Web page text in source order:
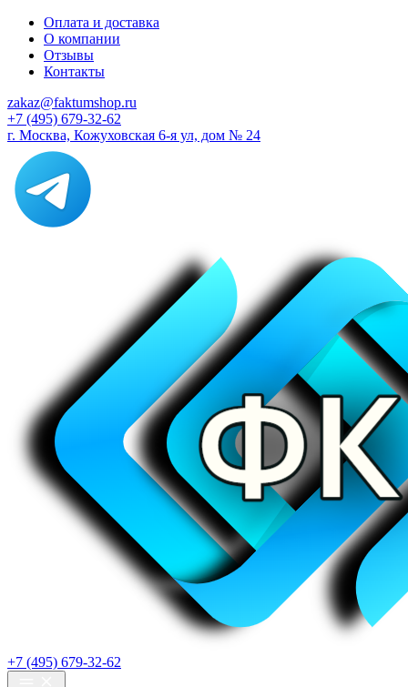
Оплата и доставка
О компании
Отзывы
Контакты
zakaz@faktumshop.ru
+7 (495) 679-32-62
г. Москва, Кожуховская 6-я ул, дом № 24
+7 (495) 679-32-62